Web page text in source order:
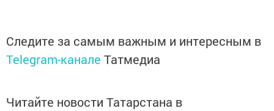
Следите за самым важным и интересным в
Telegram-канале Татмедиа
Читайте новости Татарстана в